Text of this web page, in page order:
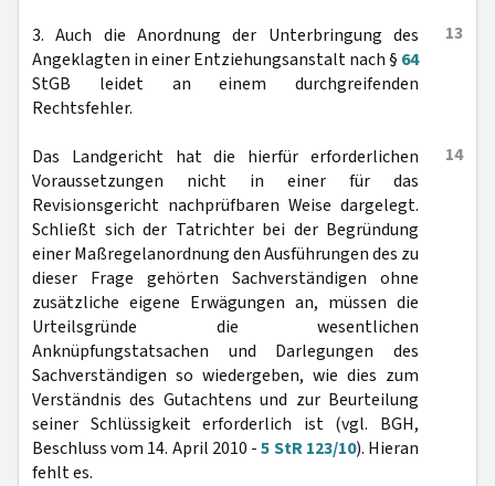
13
3. Auch die Anordnung der Unterbringung des
Angeklagten in einer Entziehungsanstalt nach § 64
StGB leidet an einem durchgreifenden
Rechtsfehler.
14
Das Landgericht hat die hierfür erforderlichen
Voraussetzungen nicht in einer für das
Revisionsgericht nachprüfbaren Weise dargelegt.
Schließt sich der Tatrichter bei der Begründung
einer Maßregelanordnung den Ausführungen des zu
dieser Frage gehörten Sachverständigen ohne
zusätzliche eigene Erwägungen an, müssen die
Urteilsgründe die wesentlichen
Anknüpfungstatsachen und Darlegungen des
Sachverständigen so wiedergeben, wie dies zum
Verständnis des Gutachtens und zur Beurteilung
seiner Schlüssigkeit erforderlich ist (vgl. BGH,
Beschluss vom 14. April 2010 -5 StR 123/10). Hieran
fehlt es.